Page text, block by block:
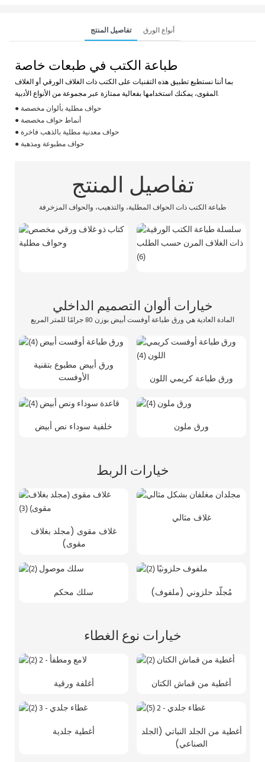
تفاصيل المنتج أنواع الورق
طباعة الكتب في طبعات خاصة
بما أننا نستطيع تطبيق هذه التقنيات على الكتب ذات الغلاف الورقي أو الغلاف
المقوى، يمكنك استخدامها بفعالية ممتازة عبر مجموعة من الأنواع الأدبية.
● حواف مطلية بألوان مخصصة
● أنماط حواف مخصصة
● حواف معدنية مطلية بالذهب فاخرة
● حواف مطبوعة ومذهبة
تفاصيل المنتج
طباعة الكتب ذات الحواف المطلية، والتذهيب، والحواف المزخرفة
خيارات ألوان التصميم الداخلي
المادة العادية هي ورق طباعة أوفست أبيض بوزن 80 جرامًا للمتر المربع
ورق أبيض مطبوع بتقنية
الأوفست
ورق طباعة كريمي اللون
خلفية سوداء نص أبيض ورق ملون
خيارات الربط
غلاف مقوى (مجلد بغلاف
مقوى)
غلاف مثالي
سلك محكم مُجلّد حلزوني (ملفوف)
خيارات نوع الغطاء
أغلفة ورقية أغطية من قماش الكتان
أغطية جلدية
أغطية من الجلد النباتي (الجلد
الصناعي)